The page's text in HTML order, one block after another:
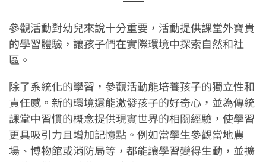
參觀活動對幼兒來說十分重要，活動提供課堂外寶貴
的學習體驗，讓孩子們在實際環境中探索自然和社
區。
除了系統化的學習，參觀活動能培養孩子的獨立性和
責任感。新的環境還能激發孩子的好奇心，並為傳統
課堂中習慣的概念提供現實世界的相關經驗，使學習
更具吸引力且增加記憶點。例如當學生參觀當地農
場、博物館或消防局等，都能讓學習變得生動，並擴